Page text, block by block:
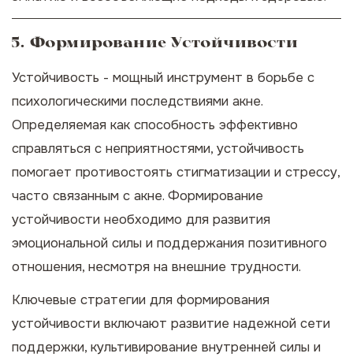
5. Формирование Устойчивости
Устойчивость - мощный инструмент в борьбе с
психологическими последствиями акне.
Определяемая как способность эффективно
справляться с неприятностями, устойчивость
помогает противостоять стигматизации и стрессу,
часто связанным с акне. Формирование
устойчивости необходимо для развития
эмоциональной силы и поддержания позитивного
отношения, несмотря на внешние трудности.
Ключевые стратегии для формирования
устойчивости включают развитие надежной сети
поддержки, культивирование внутренней силы и